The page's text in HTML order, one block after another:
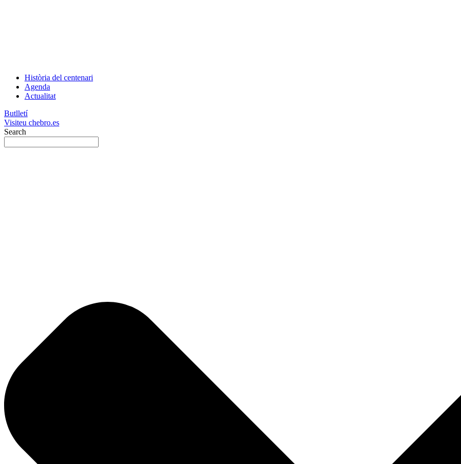
Història del centenari
Agenda
Actualitat
Butlletí
Visiteu chebro.es
Search